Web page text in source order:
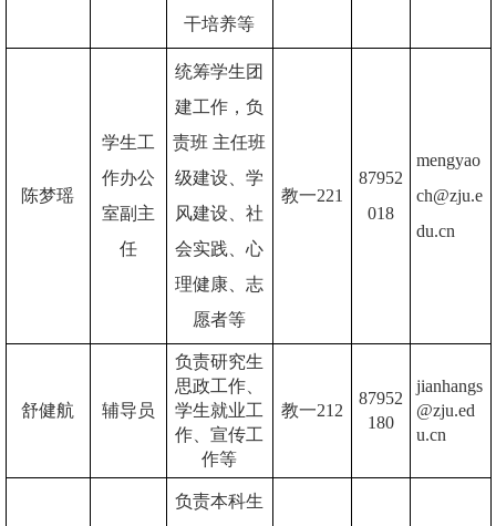
干培养等
陈梦瑶
学生工
作办公
室副主
任
统筹学生团
建工作，负
责班 主任班
级建设、学
风建设、社
会实践、心
理健康、志
愿者等
教一221
87952
018
mengyao
ch@zju.e
du.cn
舒健航 辅导员
负责研究生
思政工作、
学生就业工
作、宣传工
作等
教一212
87952
180
jianhangs
@zju.ed
u.cn
负责本科生